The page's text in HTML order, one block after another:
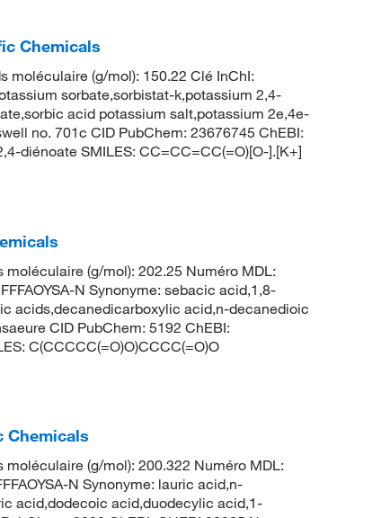
Chemicals
moléculaire (g/mol): 150.22 Clé InChI:
sorbate,sorbistat-k,potassium 2,4-
acid potassium salt,potassium 2e,4e-
no. 701c CID PubChem: 23676745 ChEBI:
diénoate SMILES: CC=CC=CC(=O)[O-].[K+]
(g/mol): 202.25 Numéro MDL:
N Synonyme: sebacic acid,1,8-
acids,decanedicarboxylic acid,n-decanedioic
CID PubChem: 5192 ChEBI:
C(CCCCC(=O)O)CCCC(=O)O
Chemicals
(g/mol): 200.322 Numéro MDL:
N Synonyme: lauric acid,n-
acid,dodecoic acid,duodecylic acid,1-